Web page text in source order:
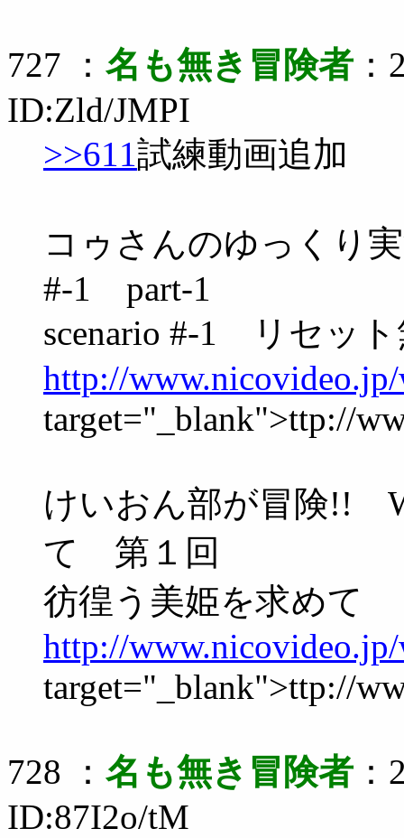
727 ： 名も無き冒険者
ID:Zld/JMPI
>>611試練動画追加
コゥさんのゆっく
#-1 part-1
scenario #-1 リセッ
http://
target="_blank">ttp://
けいおん部が冒険!!
て 第１回
彷徨う美姫を求め
http://
target="_blank">ttp://
728 ： 名も無き冒険者
ID:87I2o/tM